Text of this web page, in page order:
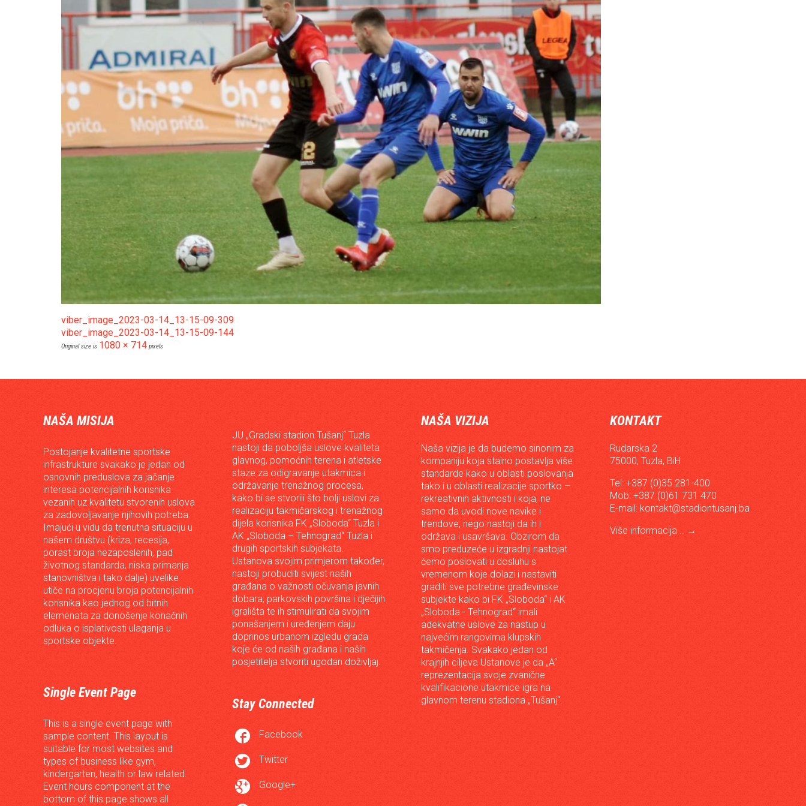
viber_image_2023-03-14_13-15-09-309
viber_image_2023-03-14_13-15-09-144
Original size is 1080 × 714 pixels
NAŠA MISIJA
Postojanje kvalitetne sportske
infrastrukture svakako je jedan od
osnovnih preduslova za jačanje
interesa potencijalnih korisnika
vezanih uz kvalitetu stvorenih uslova
za zadovoljavanje njihovih potreba.
Imajući u vidu da trenutna situaciju u
našem društvu (kriza, recesija,
porast broja nezaposlenih, pad
životnog standarda, niska primanja
stanovništva i tako dalje) uvelike
utiče na procjenu broja potencijalnih
korisnika kao jednog od bitnih
elemenata za donošenje konačnih
odluka o isplativosti ulaganja u
sportske objekte.
Single Event Page
This is a single event page with
sample content. This layout is
suitable for most websites and
types of business like gym,
kindergarten, health or law related.
Event hours component at the
bottom of this page shows all
JU „Gradski stadion Tušanj“ Tuzla
nastoji da poboljša uslove kvaliteta
glavnog, pomoćnih terena i atletske
staze za odigravanje utakmica i
održavanje trenažnog procesa,
kako bi se stvorili što bolji uslovi za
realizaciju takmičarskog i trenažnog
dijela korisnika FK „Sloboda“ Tuzla i
AK „Sloboda – Tehnograd“ Tuzla i
drugih sportskih subjekata.
Ustanova svojim primjerom također,
nastoji probuditi svijest naših
građana o važnosti očuvanja javnih
dobara, parkovskih površina i dječijih
igrališta te ih stimulirati da svojim
ponašanjem i uređenjem daju
doprinos urbanom izgledu grada
koje će od naših građana i naših
posjetitelja stvoriti ugodan doživljaj.
Stay Connected
 Facebook
 Twitter
 Google+
NAŠA VIZIJA
Naša vizija je da budemo sinonim za
kompaniju koja stalno postavlja više
standarde kako u oblasti poslovanja
tako i u oblasti realizacije sportko –
rekreativnih aktivnosti i koja, ne
samo da uvodi nove navike i
trendove, nego nastoji da ih i
održava i usavršava. Obzirom da
smo preduzeće u izgradnji nastojat
ćemo poslovati u dosluhu s
vremenom koje dolazi i nastaviti
graditi sve potrebne građevinske
subjekte kako bi FK „Sloboda“ i AK
„Sloboda - Tehnograd“ imali
adekvatne uslove za nastup u
najvećim rangovima klupskih
takmičenja. Svakako jedan od
krajnjih ciljeva Ustanove je da „A“
reprezentacija svoje zvanične
kvalifikacione utakmice igra na
glavnom terenu stadiona „Tušanj“.
KONTAKT
Rudarska 2
75000, Tuzla, BiH
Tel: +387 (0)35 281-400
Mob: +387 (0)61 731 470
E-mail: kontakt@stadiontusanj.ba
Više informacija... →